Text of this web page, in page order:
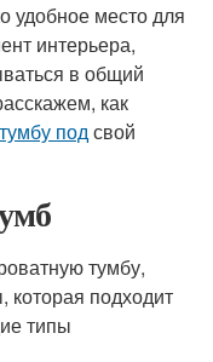
удобное место для
интерьера,
в общий
как
подсвой
тумбу,
которая подходит
типы